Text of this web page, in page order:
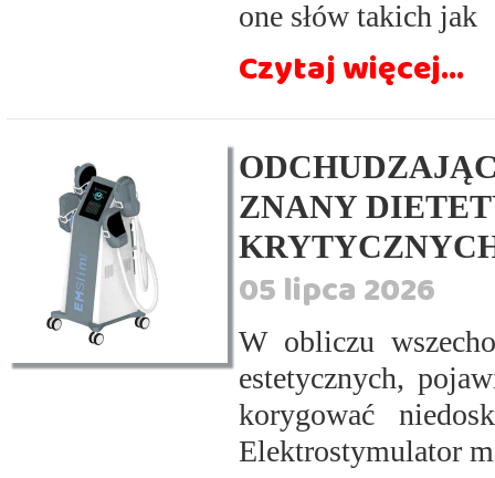
one słów takich jak
Czytaj więcej...
ZNANY
05 lipca 2026
W obliczu
estetycznych,
korygować
Elektrostymulator